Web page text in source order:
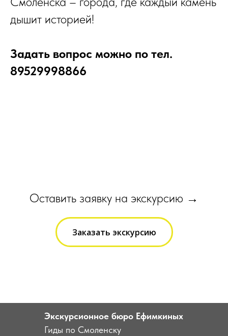
дышит историей!
Задать вопрос можно по тел.
89529998866
Оставить заявку на экскурсию →
Заказать экскурсию
Экскурсионное бюро Ефимкиных
Гиды по Смоленску